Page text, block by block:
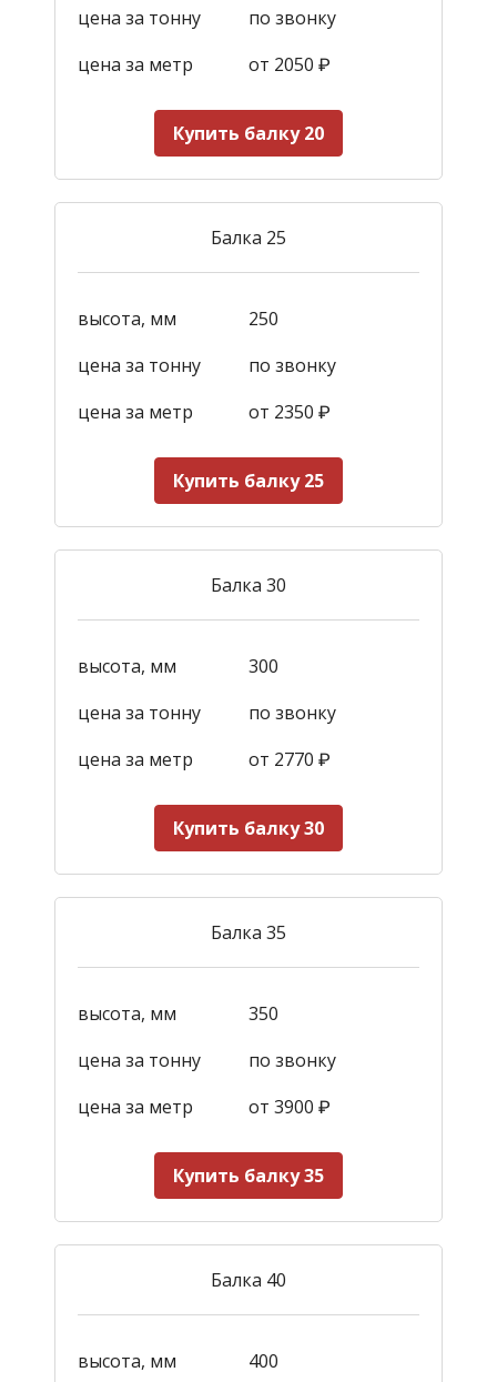
цена за тонну
по звонку
цена за метр
от 2050 ₽
Купить балку 20
Балка 25
высота, мм
250
цена за тонну
по звонку
цена за метр
от 2350 ₽
Купить балку 25
Балка 30
высота, мм
300
цена за тонну
по звонку
цена за метр
от 2770 ₽
Купить балку 30
Балка 35
высота, мм
350
цена за тонну
по звонку
цена за метр
от 3900 ₽
Купить балку 35
Балка 40
высота, мм 400